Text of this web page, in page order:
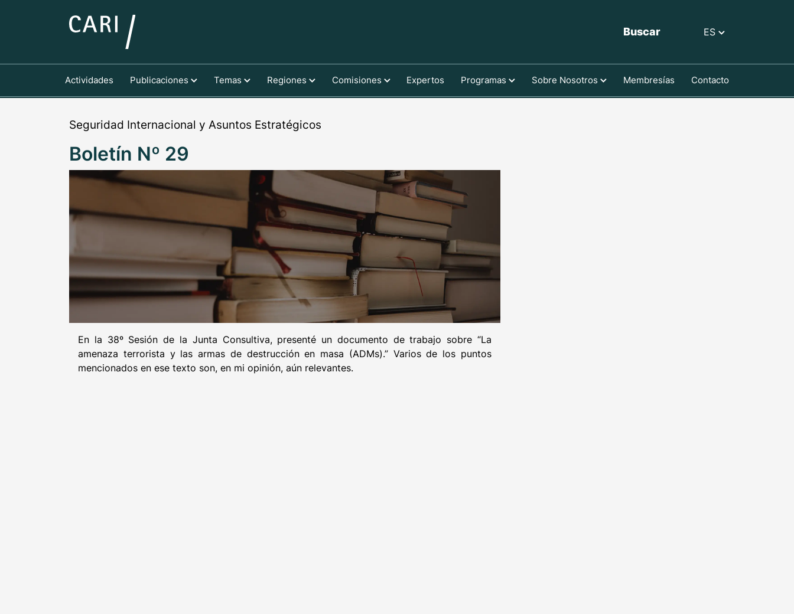
Buscar ES
Actividades Publicaciones Temas Regiones Comisiones Expertos Programas Sobre Nosotros Membresías Contacto
Seguridad Internacional y Asuntos Estratégicos
Boletín Nº 29
En la 38º Sesión de la Junta Consultiva, presenté un documento de trabajo sobre “La
amenaza terrorista y las armas de destrucción en masa (ADMs).” Varios de los puntos
mencionados en ese texto son, en mi opinión, aún relevantes.